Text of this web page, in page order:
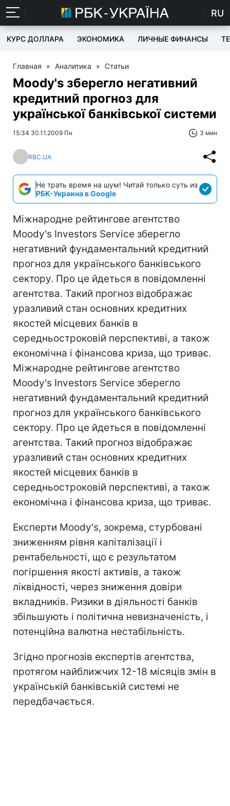
RU
КУРС ДОЛЛАРА ЭКОНОМИКА ЛИЧНЫЕ ФИНАНСЫ
Главная » Аналитика » Статьи
Moody's зберегло негативний
кредитний прогноз для
української банківської системи
15:34 30.11.2009 Пн 3 мин
RBC.UA
Не трать время на шум! Читай только суть из
РБК-Украина в Google
Міжнародне рейтингове агентство
Moody's Investors Service зберегло
негативний фундаментальний кредитний
прогноз для українського банківського
сектору. Про це йдеться в повідомленні
агентства. Такий прогноз відображає
уразливий стан основних кредитних
якостей місцевих банків в
середньостроковій перспективі, а також
економічна і фінансова криза, що триває.
Міжнародне рейтингове агентство
Moody's Investors Service зберегло
негативний фундаментальний кредитний
прогноз для українського банківського
сектору. Про це йдеться в повідомленні
агентства. Такий прогноз відображає
уразливий стан основних кредитних
якостей місцевих банків в
середньостроковій перспективі, а також
економічна і фінансова криза, що триває.
Експерти Moody's, зокрема, стурбовані
зниженням рівня капіталізації і
рентабельності, що є результатом
погіршення якості активів, а також
ліквідності, через зниження довіри
вкладників. Ризики в діяльності банків
збільшують і політична невизначеність, і
потенційна валютна нестабільність.
Згідно прогнозів експертів агентства,
протягом найближчих 12-18 місяців змін в
українській банківській системі не
передбачається.